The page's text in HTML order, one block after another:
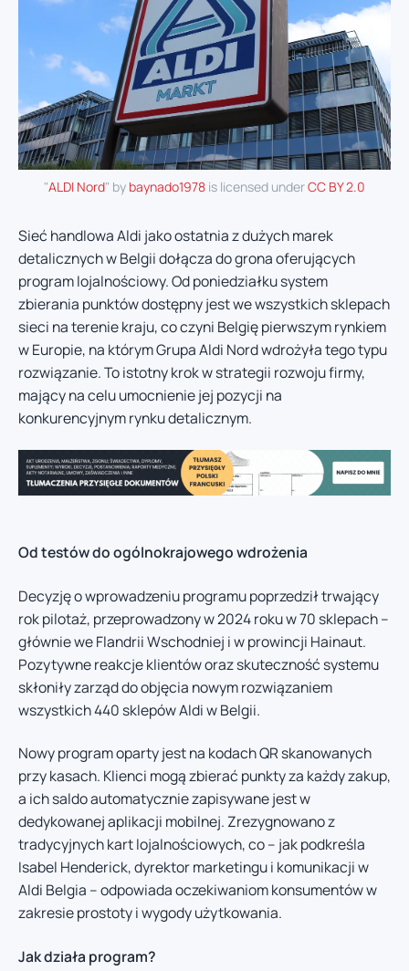
"ALDI Nord" by baynado1978 is licensed underCC BY 2.0
Sieć handlowa Aldi jako ostatnia z dużych marek
detalicznych w Belgii dołącza do grona oferujących
program lojalnościowy. Od poniedziałku system
zbierania punktów dostępny jest we wszystkich sklepach
sieci na terenie kraju, co czyni Belgię pierwszym rynkiem
w Europie, na którym Grupa Aldi Nord wdrożyła tego typu
rozwiązanie. To istotny krok w strategii rozwoju firmy,
mający na celu umocnienie jej pozycji na
konkurencyjnym rynku detalicznym.
Od testów do ogólnokrajowego wdrożenia
Decyzję o wprowadzeniu programu poprzedził trwający
rok pilotaż, przeprowadzony w 2024 roku w 70 sklepach –
głównie we Flandrii Wschodniej i w prowincji Hainaut.
Pozytywne reakcje klientów oraz skuteczność systemu
skłoniły zarząd do objęcia nowym rozwiązaniem
wszystkich 440 sklepów Aldi w Belgii.
Nowy program oparty jest na kodach QR skanowanych
przy kasach. Klienci mogą zbierać punkty za każdy zakup,
a ich saldo automatycznie zapisywane jest w
dedykowanej aplikacji mobilnej. Zrezygnowano z
tradycyjnych kart lojalnościowych, co – jak podkreśla
Isabel Henderick, dyrektor marketingu i komunikacji w
Aldi Belgia – odpowiada oczekiwaniom konsumentów w
zakresie prostoty i wygody użytkowania.
Jak działa program?